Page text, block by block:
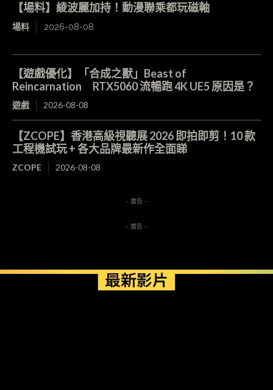
【場料】綾波麗加持！動漫聯乘都玩磁軸
場料 2026-08-08
【遊戲優化】「合成之獸」Beast of
Reincarnation RTX5060 流暢跑 4K UE5 原因是？
遊戲 2026-08-08
【ZCOPE】香港高級視聽展 2026 即拍即剪！10 款
工程機試玩 + 各大品牌最新作全面睇
ZCOPE 2026-08-08
- 廣告 -
- 廣告 -
最新影片